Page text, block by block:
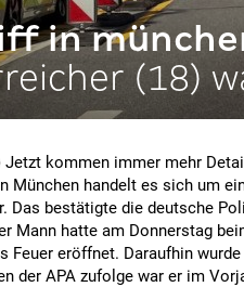
in
(18)
Jetzt kommen immer mehr
München handelt es sich um
Das bestätigte die deutsche
Mann hatte am Donnerstag
Feuer eröffnet. Daraufhin
der APA zufolge war er im